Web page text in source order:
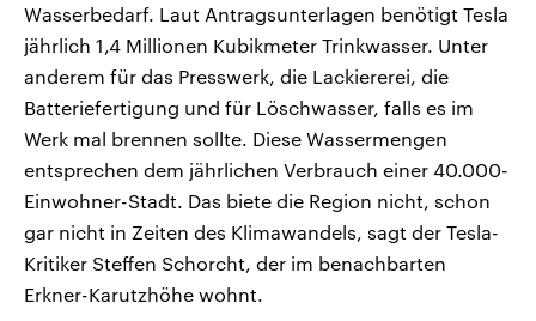
Wasserbedarf. Laut Antragsunterlagen benötigt Tesla
jährlich 1,4 Millionen Kubikmeter Trinkwasser. Unter
anderem für das Presswerk, die Lackiererei, die
Batteriefertigung und für Löschwasser, falls es im
Werk mal brennen sollte. Diese Wassermengen
entsprechen dem jährlichen Verbrauch einer 40.000-
Einwohner-Stadt. Das biete die Region nicht, schon
gar nicht in Zeiten des Klimawandels, sagt der Tesla-
Kritiker Steffen Schorcht, der im benachbarten
Erkner-Karutzhöhe wohnt.